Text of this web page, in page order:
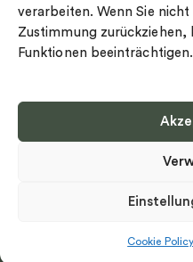
verarbeiten. Wenn Sie
Zustimmung zurückziehen,
Funktionen beeinträchtigen.
Cookie Policy
Sekretesspolicy
Urheberrecht 2026 Nordic